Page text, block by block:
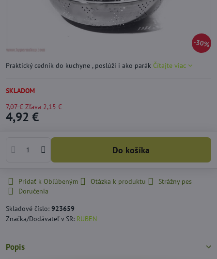
30%
Praktický cedník do kuchyne , poslúži i ako parák Čítajte viac
SKLADOM
7,07 € Zľava 2,15 €
4,92 €
Do košíka
Pridať k Obľúbeným Otázka k produktu
Strážny pes
Doručenia
Skladové číslo: 923659
Značka/Dodávateľ v SR: RUBEN
Popis